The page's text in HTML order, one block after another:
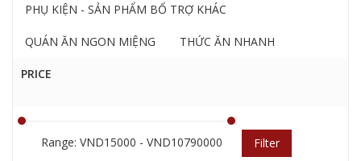
PHỤ KIỆN - SẢN PHẨM BỔ TRỢ KHÁC
QUÁN ĂN NGON MIỆNG THỨC ĂN NHANH
PRICE
Range: VND15000 - VND10790000 Filter